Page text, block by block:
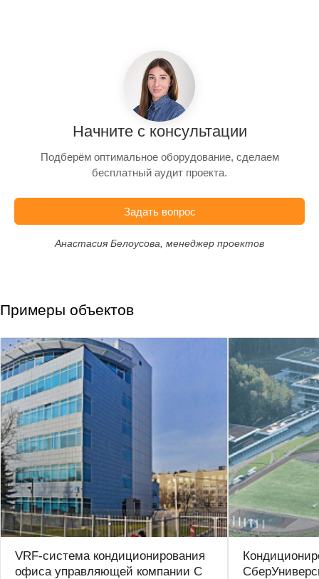
Начните с консультации
Подберём оптимальное оборудование, сделаем
бесплатный аудит проекта.
Задать вопрос
Анастасия Белоусова, менеджер проектов
Примеры объектов
VRF-система кондиционирования
офиса управляющей компании С